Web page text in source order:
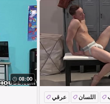
08:00
عرقي اللسان